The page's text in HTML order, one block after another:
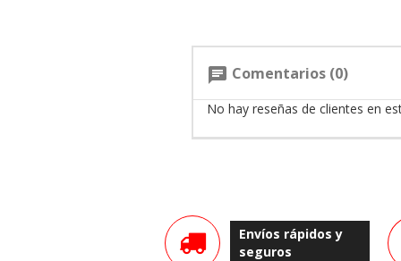
chat Comentarios (0)
No hay reseñas de clientes en
Envíos rápidos y
seguros